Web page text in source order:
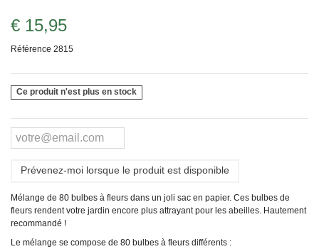
€ 15,95
Référence 2815
Ce produit n'est plus en stock
Prévenez-moi lorsque le produit est disponible
Mélange de 80 bulbes à fleurs dans un joli sac en papier. Ces bulbes de
fleurs rendent votre jardin encore plus attrayant pour les abeilles. Hautement
recommandé !
Le mélange se compose de 80 bulbes à fleurs différents :